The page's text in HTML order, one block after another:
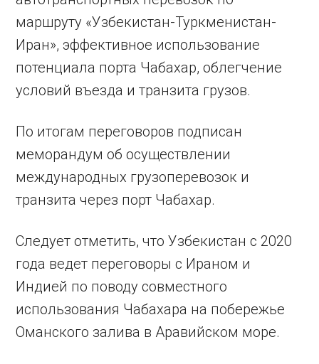
маршруту «Узбекистан-Туркменистан-
Иран», эффективное использование
потенциала порта Чабахар, облегчение
условий въезда и транзита грузов.
По итогам переговоров подписан
меморандум об осуществлении
международных грузоперевозок и
транзита через порт Чабахар.
Следует отметить, что Узбекистан с 2020
года ведет переговоры с Ираном и
Индией по поводу совместного
использования Чабахара на побережье
Оманского залива в Аравийском море.